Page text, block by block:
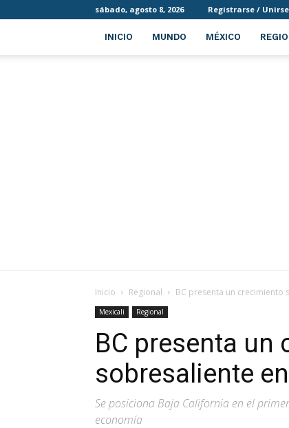
sábado, agosto 8, 2026 Registrarse / Unirse
INICIO MUNDO MÉXICO
Inicio Regional BC presenta un crecimiento
Mexicali Regional
BC presenta un
sobresaliente
Se posiciona Baja California en el
economía